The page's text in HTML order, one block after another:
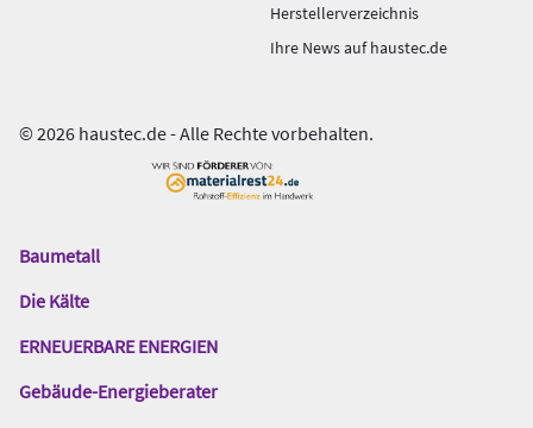
Herstellerverzeichnis
Ihre News auf haustec.de
© 2026 haustec.de - Alle Rechte vorbehalten.
Das
Gentner
Baumetall
Die Kälte
ERNEUERBARE ENERGIEN
Gebäude-Energieberater